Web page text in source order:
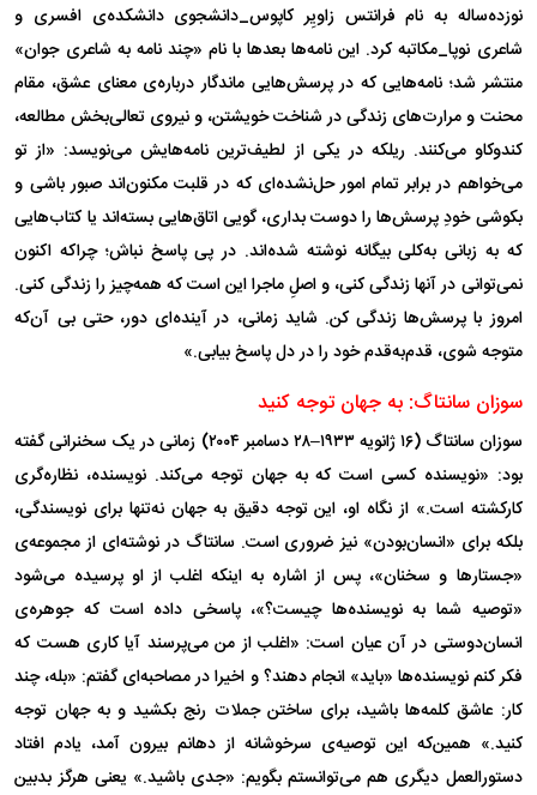
نوزده‌ساله به نام فرانتس زاویِر کاپوس_دانشجوی دانشکده‌ی افسری و
شاعری نوپا_مکاتبه کرد. این نامه‌ها بعد‌ها با نام «چند نامه به شاعری جوان»
منتشر شد؛ نامه‌هایی که در پرسش‌هایی ماندگار درباره‌ی معنای عشق، مقام
محنت و مرارت‌های زندگی در شناخت خویشتن، و نیروی تعالی‌بخش مطالعه،
کندوکاو می‌کنند. ریلکه در یکی از لطیف‌ترین نامه‌هایش می‌نویسد: «از تو
می‌خواهم در برابر تمام امور حل‌نشده‌ای که در قلبت مکنون‌اند صبور باشی و
بکوشی خودِ پرسش‌ها را دوست بداری، گویی اتاق‌هایی بسته‌اند یا کتاب‌هایی
که به زبانی به‌کلی بیگانه نوشته شده‌اند. در پی پاسخ نباش؛ چراکه اکنون
نمی‌توانی در آنها زندگی کنی، و اصلِ ماجرا این است که همه‌چیز را زندگی کنی.
امروز با پرسش‌ها زندگی کن. شاید زمانی، در آینده‌ای دور، حتی بی آن‌که
متوجه شوی، قدم‌به‌قدم خود را در دل پاسخ بیابی.»
سوزان سانتاگ: به جهان توجه کنید
سوزان سانتاگ (۱۶ ژانویه ۱۹۳۳–۲۸ دسامبر ۲۰۰۴) زمانی در یک سخنرانی گفته
بود: «نویسنده کسی است که به جهان توجه می‌کند. نویسنده، نظاره‌گری
کارکشته است.» از نگاه او، این توجه دقیق به جهان نه‌تنها برای نویسندگی،
بلکه برای «انسان‌بودن» نیز ضروری است. سانتاگ در نوشته‌ای از مجموعه‌ی
«جستار‌ها و سخنان»، پس از اشاره به اینکه اغلب از او پرسیده می‌شود
«توصیه شما به نویسنده‌ها چیست؟»، پاسخی داده است که جوهره‌ی
انسان‌دوستی در آن عیان است: «اغلب از من می‌پرسند آیا کاری هست که
فکر کنم نویسنده‌ها «باید» انجام دهند؟ و اخیرا در مصاحبه‌ای گفتم: «بله، چند
کار: عاشق کلمه‌ها باشید، برای ساختن جملات رنج بکشید و به جهان توجه
کنید.» همین‌که این توصیه‌ی سرخوشانه از دهانم بیرون آمد، یادم افتاد
دستورالعمل دیگری هم می‌توانستم بگویم: «جدی باشید.» یعنی هرگز بدبین